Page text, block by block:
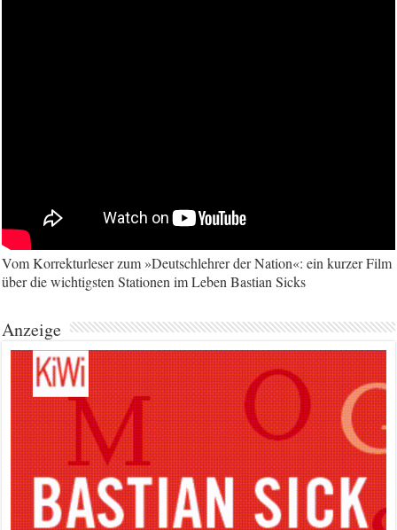
Vom Korrekturleser zum »Deutschlehrer der Nation«: ein kurzer Film
über die wichtigsten Stationen im Leben Bastian Sicks
Anzeige